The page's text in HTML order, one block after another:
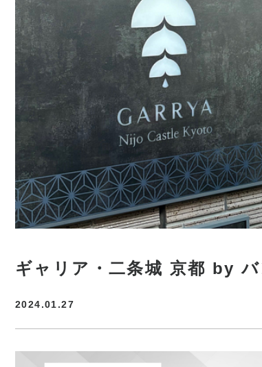
ギャリア・二条城 京都 by
2024.01.27